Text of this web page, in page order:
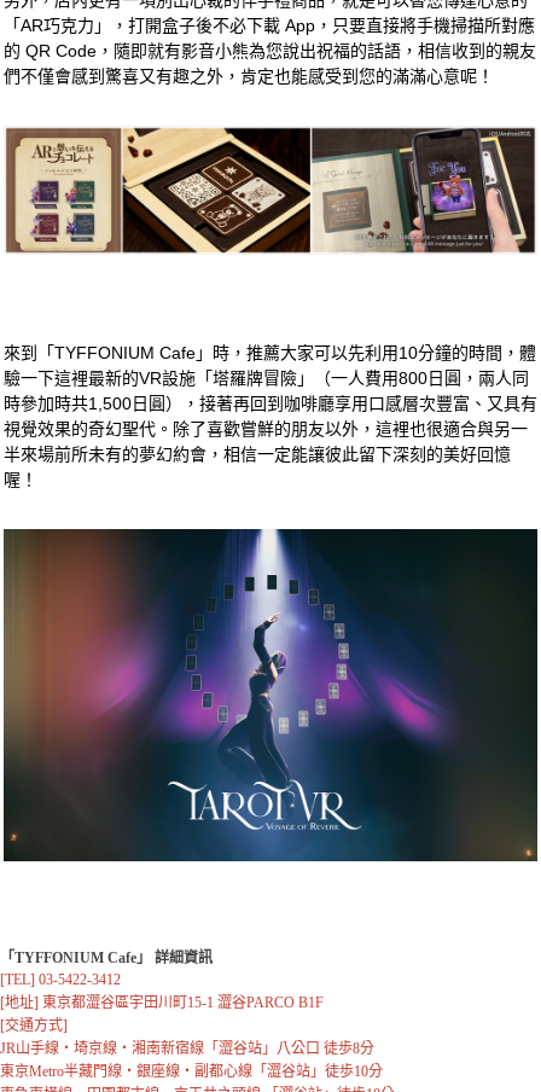
「AR巧克力」，打開盒子後不必下載 App，只要直接將手機掃描所對應
的 QR Code，隨即就有影音小熊為您說出祝福的話語，相信收到的親友
們不僅會感到驚喜又有趣之外，肯定也能感受到您的滿滿心意呢！
來到「TYFFONIUM Cafe」時，推薦大家可以先利用10分鐘的時間，體
驗一下這裡最新的VR設施「塔羅牌冒險」（一人費用800日圓，兩人同
時參加時共1,500日圓），接著再回到咖啡廳享用口感層次豐富、又具有
視覺效果的奇幻聖代。除了喜歡嘗鮮的朋友以外，這裡也很適合與另一
半來場前所未有的夢幻約會，相信一定能讓彼此留下深刻的美好回憶
喔！
「TYFFONIUM Cafe」 詳細資訊
[TEL] 03-5422-3412
[地址] 東京都澀谷區宇田川町15-1 澀谷PARCO B1F
[交通方式]
JR山手線・埼京線・湘南新宿線「澀谷站」八公口 徒歩8分
東京Metro半藏門線・銀座線・副都心線「澀谷站」徒歩10分